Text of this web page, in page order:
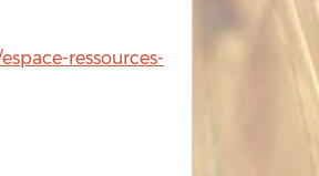
ressources-